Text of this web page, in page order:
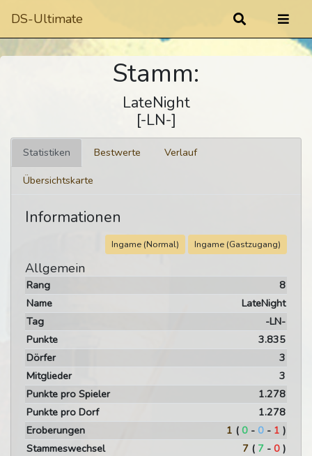
DS-Ultimate
Stamm:
LateNight
[-LN-]
Statistiken Bestwerte
Verlauf
Übersichtskarte
Informationen
Ingame (Normal) Ingame (Gastzugang)
Allgemein
Rang
8
Name
LateNight
Tag
-LN-
Punkte
3.835
Dörfer
3
Mitglieder
3
Punkte pro Spieler
1.278
Punkte pro Dorf
1.278
Eroberungen
1 (0 - 0 - 1 )
Stammeswechsel
7 ( 7 -0 )